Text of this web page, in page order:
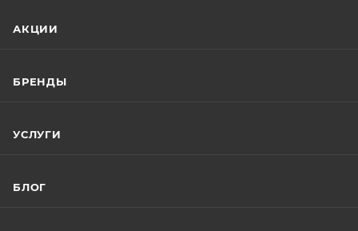
АКЦИИ
БРЕНДЫ
УСЛУГИ
БЛОГ